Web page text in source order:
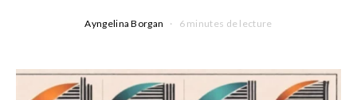
Ayngelina Borgan 6 minutes de lecture